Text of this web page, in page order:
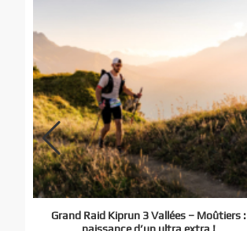
Grand Raid Kiprun 3 Vallées – Moûtiers :